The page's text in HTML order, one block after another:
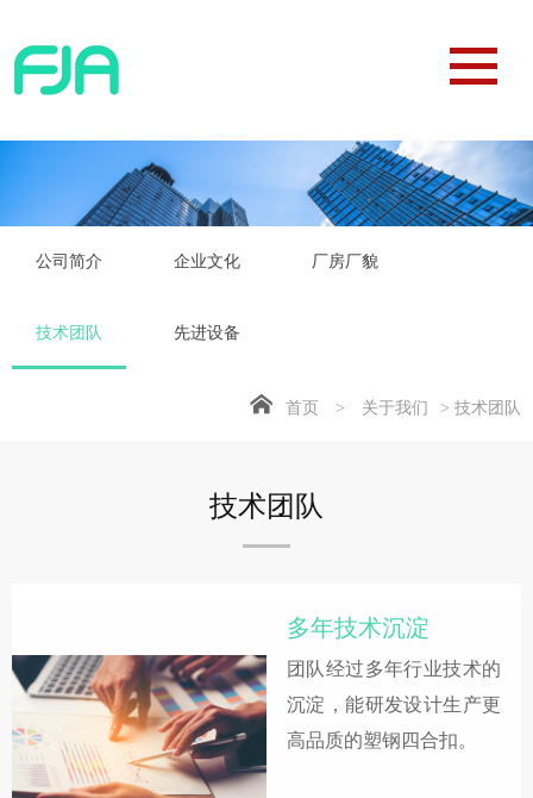
公司简介 企业文化 厂房厂貌
技术团队 先进设备
首页 > 关于我们 > 技术团队
技术团队
多年技术沉淀
团队经过多年行业技术的
沉淀，能研发设计生产更
高品质的塑钢四合扣。